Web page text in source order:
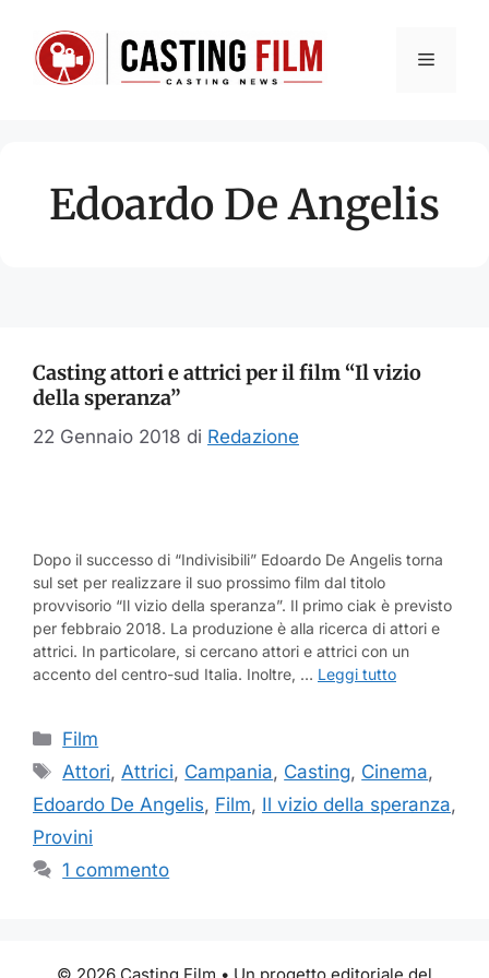
contenuto
Menu
Edoardo De Angelis
Casting attori e attrici per il film “Il vizio
della speranza”
22 Gennaio 2018 di Redazione
Dopo il successo di “Indivisibili” Edoardo De Angelis torna
sul set per realizzare il suo prossimo film dal titolo
provvisorio “Il vizio della speranza”. Il primo ciak è previsto
per febbraio 2018. La produzione è alla ricerca di attori e
attrici. In particolare, si cercano attori e attrici con un
accento del centro-sud Italia. Inoltre, … Leggi tutto
Categorie
Film
Tag
Attori, Attrici, Campania, Casting, Cinema,
Edoardo De Angelis, Film, Il vizio della speranza,
Provini
1 commento
© 2026 Casting Film • Un progetto editoriale del